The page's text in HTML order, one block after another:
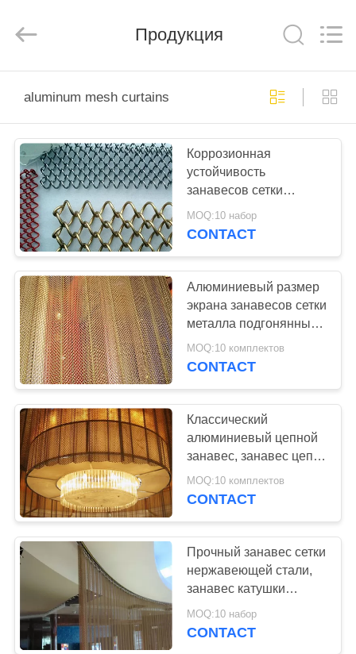
ПРОДУКТЫ
НАС
ПУТЕШЕСТВИЕ
ФАБРИКИ
ПРОВЕРКА
КАЧЕСТВА
СВЯЖИТЕСЬ
МЫ
НОВОСТИ
СПРОСИТЕ
ЦИТАТУ
КАРТА
САЙТА
Mesh
Rights
Продукция
aluminum mesh curtains
Коррозионная
устойчивость
занавесов сетки
металла звена цепи с
подгонянными длиной/
MOQ:10 набор
CONTACT
Алюминиевый размер
экрана занавесов сетки
металла подгонянный
для гостиницы и
ресторана
MOQ:10 комплектов
CONTACT
Классический
алюминиевый цепной
занавес, занавес цепи
экрана мухы для
крытого украшения
MOQ:10 комплектов
CONTACT
Прочный занавес сетки
нержавеющей стали,
занавес катушки
каскада для
конференц-зала
MOQ:10 набор
CONTACT